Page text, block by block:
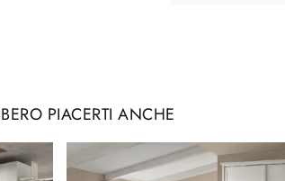
PIACERTI ANCHE